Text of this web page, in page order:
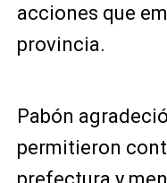
acciones que
provincia.
Pabón
permitieron